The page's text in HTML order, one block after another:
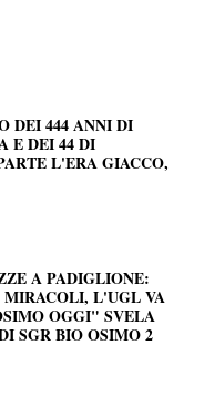
DEI 444 ANNI DI
E DEI 44 DI
L'ERA GIACCO,
A PADIGLIONE:
L'UGL VA
OGGI" SVELA
SGR BIO OSIMO 2